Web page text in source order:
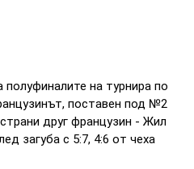
на турнира по
поставен под №2
друг французин - Жил
загуба с 5:7, 4:6 от чеха